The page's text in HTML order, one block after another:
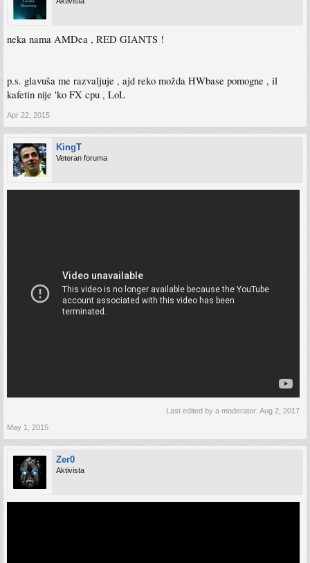
neka nama AMDea , RED GIANTS !
p.s. glavuša me razvaljuje , ajd reko možda HWbase pomogne , il
kafetin nije 'ko FX cpu , LoL
Apr 22, 2015
KingT
Veteran foruma
Last edited by a moderator: Aug 2, 2017
May 1, 2015
Zer0
Aktivista